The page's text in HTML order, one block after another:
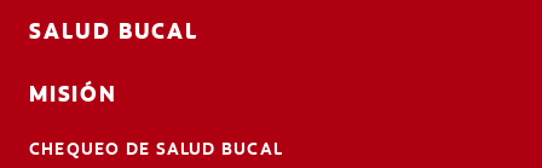
SALUD BUCAL
MISIÓN
CHEQUEO DE SALUD BUCAL